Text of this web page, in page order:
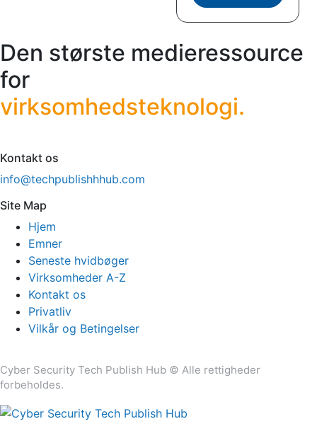
Den største medieressource
for
virksomhedsteknologi.
Kontakt os
info@techpublishhhub.com
Site Map
Hjem
Emner
Seneste hvidbøger
Virksomheder A-Z
Kontakt os
Privatliv
Vilkår og Betingelser
Cyber ​​Security Tech Publish Hub © Alle rettigheder
forbeholdes.